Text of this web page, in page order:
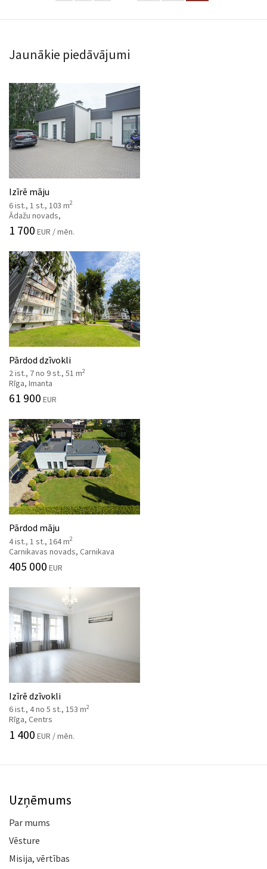
Jaunākie piedāvājumi
Izīrē māju
6 ist., 1 st., 103 m2
Ādažu novads,
1 700 EUR / mēn.
Pārdod dzīvokli
2 ist., 7 no 9 st., 51 m2
Rīga, Imanta
61 900 EUR
Pārdod māju
4 ist., 1 st., 164 m2
Carnikavas novads, Carnikava
405 000 EUR
Izīrē dzīvokli
6 ist., 4 no 5 st., 153 m2
Rīga, Centrs
1 400 EUR / mēn.
Uzņēmums
Par mums
Vēsture
Misija, vērtības